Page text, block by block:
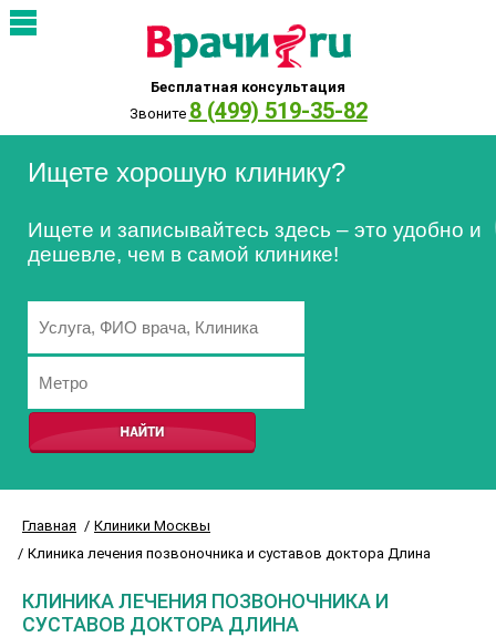
Бесплатная консультация
Звоните 8 (499) 519-35-82
Ищете хорошую клинику?
Ищете и записывайтесь здесь – это удобно и
дешевле, чем в самой клинике!
Главная
Клиники Москвы
Клиника лечения позвоночника и суставов доктора Длина
КЛИНИКА ЛЕЧЕНИЯ ПОЗВОНОЧНИКА И
СУСТАВОВ ДОКТОРА ДЛИНА